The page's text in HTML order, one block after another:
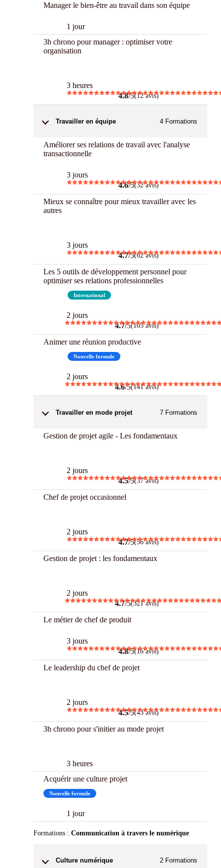
Manager le bien-être au travail dans son équipe
1 jour
3h chrono pour manager : optimiser votre
organisation
3 heures
4.8/5(12 avis)
Travailler en équipe 4 Formations
Améliorer ses relations de travail avec l'analyse
transactionnelle
3 jours
4.6/5(32 avis)
Mieux se connaître pour mieux travailler avec les
autres
3 jours
4.7/5(62 avis)
Les 5 outils de développement personnel pour
optimiser ses relations professionnelles
International
2 jours
4.7/5(105 avis)
Animer une réunion productive
Nouvelle formule
2 jours
4.6/5(141 avis)
Travailler en mode projet 7 Formations
Gestion de projet agile - Les fondamentaux
2 jours
4.5/5(37 avis)
Chef de projet occasionnel
2 jours
4.7/5(56 avis)
Gestion de projet : les fondamentaux
2 jours
4.7/5(321 avis)
Le métier de chef de produit
3 jours
4.8/5(16 avis)
Le leadership du chef de projet
2 jours
4.5/5(43 avis)
3h chrono pour s'initier au mode projet
3 heures
Acquérir une culture projet
Nouvelle formule
1 jour
Formations : Communication à travers le numérique
Culture numérique 2 Formations